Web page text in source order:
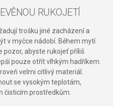
RUKOJETÍ
trošku jiné zacházení a
v myčce nádobí. Během mytí
pozor, abyste rukojeť příliš
pouze otřít vlhkým hadříkem.
velmi citlivý materiál.
se vysokým teplotám,
čisticím prostředkům.
actively